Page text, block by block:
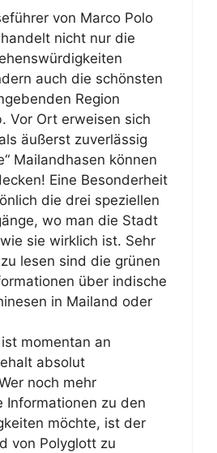
von Marco Polo
nicht nur die
auch die schönsten
Region
Vor Ort erweisen sich
äußerst zuverlässig
Mailandhasen können
Eine Besonderheit
die drei speziellen
wo man die Stadt
sie wirklich ist. Sehr
lesen sind die grünen
über indische
in Mailand oder
momentan an
absolut
noch mehr
Informationen zu den
möchte, ist der
von Polyglott zu